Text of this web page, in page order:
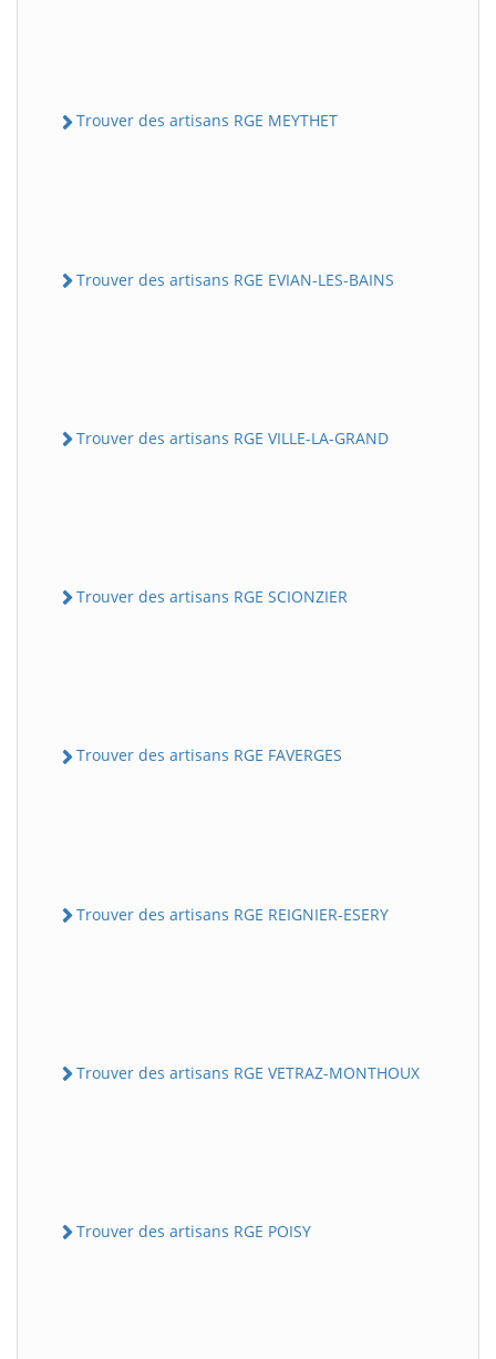
Trouver des artisans RGE MEYTHET
Trouver des artisans RGE EVIAN-LES-BAINS
Trouver des artisans RGE VILLE-LA-GRAND
Trouver des artisans RGE SCIONZIER
Trouver des artisans RGE FAVERGES
Trouver des artisans RGE REIGNIER-ESERY
Trouver des artisans RGE VETRAZ-MONTHOUX
Trouver des artisans RGE POISY